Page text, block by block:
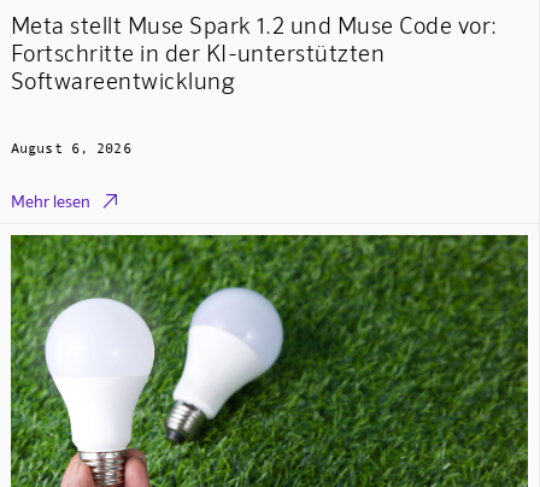
Meta stellt Muse Spark 1.2 und Muse Code vor:
Fortschritte in der KI-unterstützten
Softwareentwicklung
August 6, 2026
Mehr lesen 